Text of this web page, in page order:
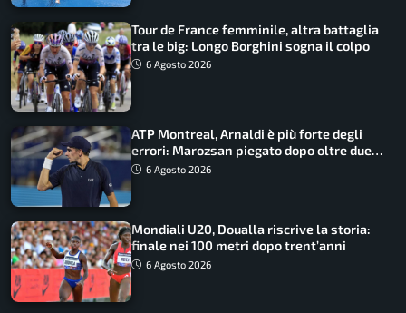
Tour de France femminile, altra battaglia
tra le big: Longo Borghini sogna il colpo
6 Agosto 2026
ATP Montreal, Arnaldi è più forte degli
errori: Marozsan piegato dopo oltre due
ore6 Agosto 2026
Mondiali U20, Doualla riscrive la storia:
finale nei 100 metri dopo trent’anni
6 Agosto 2026